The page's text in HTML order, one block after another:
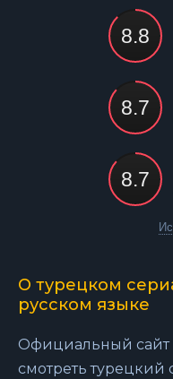
О турецком
русском языке
Официальный сайт
смотреть турецкий